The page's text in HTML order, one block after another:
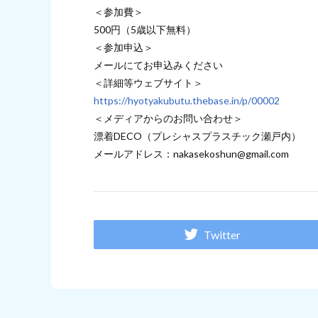
＜参加費＞
500円（5歳以下無料）
＜参加申込＞
メールにてお申込みください
＜詳細等ウェブサイト＞
https://hyotyakubutu.thebase.in/p/00002
＜メディアからのお問い合わせ＞
漂着DECO（プレシャスプラスチック瀬戸内）
メールアドレス：nakasekoshun@gmail.com
Twitter